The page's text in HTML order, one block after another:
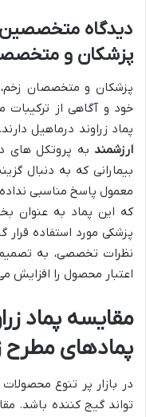
دیدگاه
پزشکان و
پزشکان و متخصصان زخم،
خود و آگاهی از ترکیبات
پماد زراوند درماهیل
ارزشمند به پروتکل های
بیمارانی که به دنبال
معمول پاسخ مناسبی
که این پماد به عنوان
پزشکی مورد استفاده قرار
نظرات تخصصی، به
اعتبار محصول را افزایش
مقایسه پماد
پمادهای مطرح
در بازار پر تنوع
تواند گیج کننده باشد.